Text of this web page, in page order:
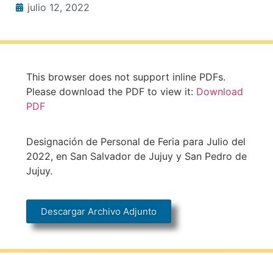
julio 12, 2022
This browser does not support inline PDFs.
Please download the PDF to view it: Download
PDF
Designación de Personal de Feria para Julio del
2022, en San Salvador de Jujuy y San Pedro de
Jujuy.
Descargar Archivo Adjunto